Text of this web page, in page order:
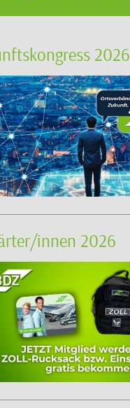
2026
innen 2026